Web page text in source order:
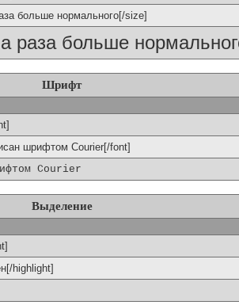
больше нормального[/size]
раза больше
Шрифт
шрифтом Courier[/font]
Courier
Выделение
highlight]